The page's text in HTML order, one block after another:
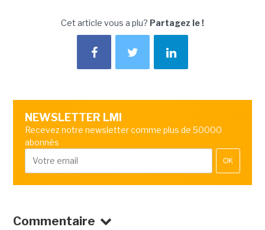
Cet article vous a plu? Partagez le !
NEWSLETTER LMI
Recevez notre newsletter comme plus de 50000
abonnés
OK
Commentaire